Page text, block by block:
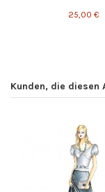
25,00 €
Kunden, die diesen